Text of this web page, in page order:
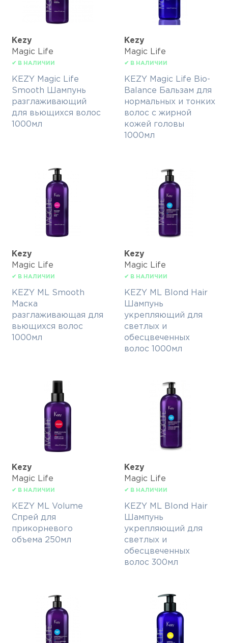
Kezy
Magic Life
✔ В НАЛИЧИИ
KEZY Magic Life
Smooth Шампунь
разглаживающий
для вьющихся волос
1000мл
Kezy
Magic Life
✔ В НАЛИЧИИ
KEZY Magic Life Bio-
Balance Бальзам для
нормальных и тонких
волос с жирной
кожей головы
1000мл
Kezy
Magic Life
✔ В НАЛИЧИИ
KEZY ML Smooth
Маска
разглаживающая для
вьющихся волос
1000мл
Kezy
Magic Life
✔ В НАЛИЧИИ
KEZY ML Blond Hair
Шампунь
укрепляющий для
светлых и
обесцвеченных
волос 1000мл
Kezy
Magic Life
✔ В НАЛИЧИИ
KEZY ML Volume
Спрей для
прикорневого
объема 250мл
Kezy
Magic Life
✔ В НАЛИЧИИ
KEZY ML Blond Hair
Шампунь
укрепляющий для
светлых и
обесцвеченных
волос 300мл